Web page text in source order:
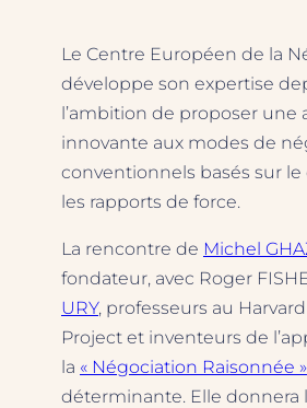
Le Centre Européen de la
développe son expertise
l’ambition de proposer une
innovante aux modes de
conventionnels basés sur
les rapports de force.
La rencontre de Michel
fondateur, avec Roger
URY, professeurs au
Project et inventeurs de
la « Négociation Raisonnée »
déterminante. Elle donnera